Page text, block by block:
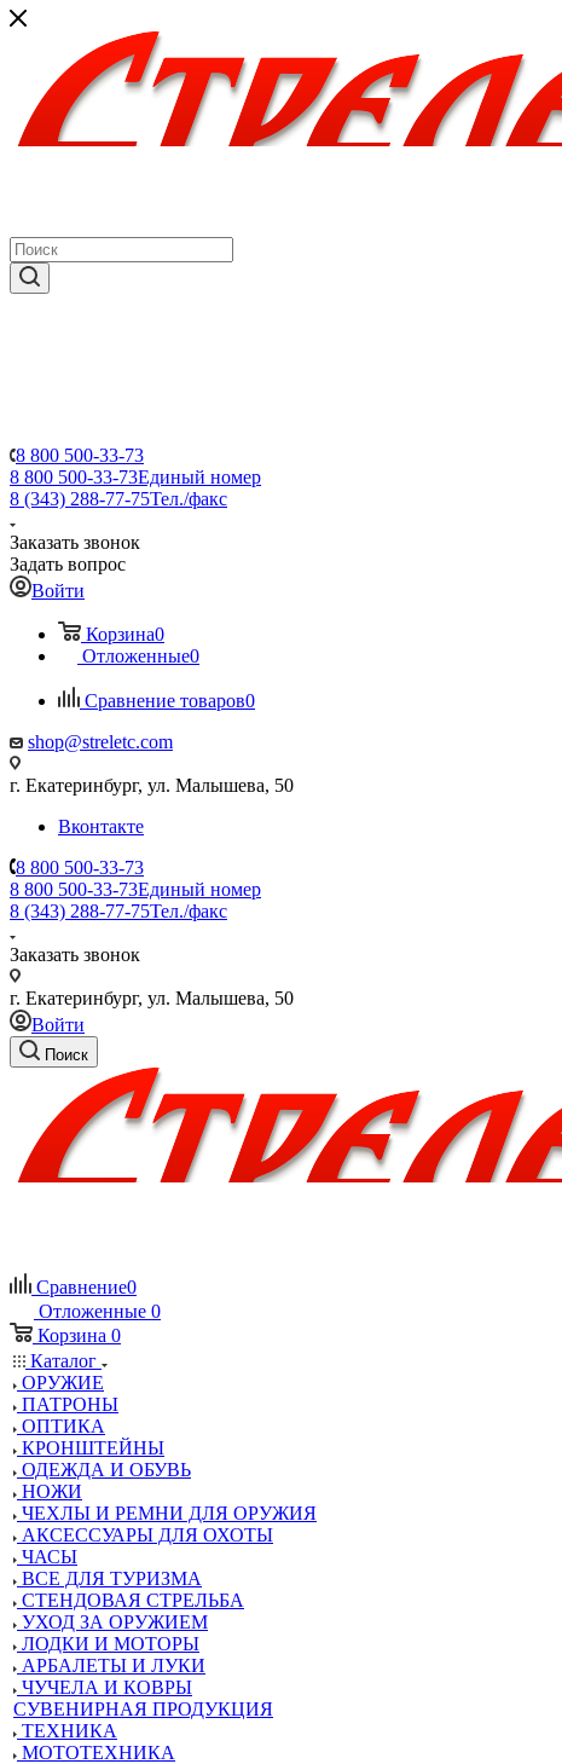
8 800 500-33-73
8 800 500-33-73Единый номер
8 (343) 288-77-75Тел./факс
Заказать звонок
Задать вопрос
Войти
Корзина0
Отложенные0
Сравнение товаров0
shop@streletc.com
г. Екатеринбург, ул. Малышева, 50
Вконтакте
8 800 500-33-73
8 800 500-33-73Единый номер
8 (343) 288-77-75Тел./факс
Заказать звонок
г. Екатеринбург, ул. Малышева, 50
Войти
Поиск
Сравнение0
Отложенные 0
Корзина 0
Каталог
ОРУЖИЕ
ПАТРОНЫ
ОПТИКА
КРОНШТЕЙНЫ
ОДЕЖДА И ОБУВЬ
НОЖИ
ЧЕХЛЫ И РЕМНИ ДЛЯ ОРУЖИЯ
АКСЕССУАРЫ ДЛЯ ОХОТЫ
ЧАСЫ
ВСЕ ДЛЯ ТУРИЗМА
СТЕНДОВАЯ СТРЕЛЬБА
УХОД ЗА ОРУЖИЕМ
ЛОДКИ И МОТОРЫ
АРБАЛЕТЫ И ЛУКИ
ЧУЧЕЛА И КОВРЫ
СУВЕНИРНАЯ ПРОДУКЦИЯ
ТЕХНИКА
МОТОТЕХНИКА